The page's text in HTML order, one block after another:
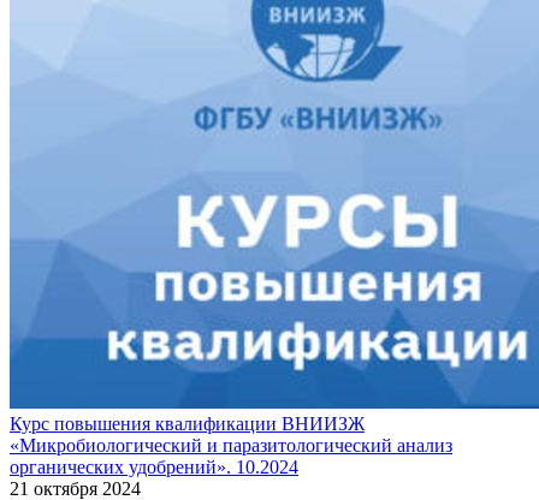
Курс повышения квалификации ВНИИЗЖ
«Микробиологический и паразитологический анализ
органических удобрений». 10.2024
21 октября 2024